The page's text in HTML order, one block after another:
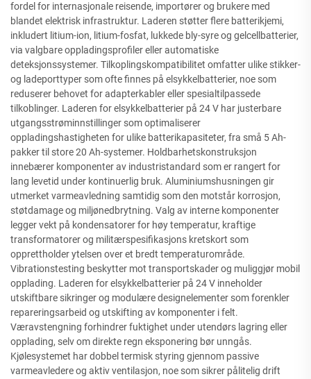
fordel for internasjonale reisende, importører og brukere med
blandet elektrisk infrastruktur. Laderen støtter flere batterikjemi,
inkludert litium-ion, litium-fosfat, lukkede bly-syre og gelcellbatterier,
via valgbare oppladingsprofiler eller automatiske
deteksjonssystemer. Tilkoplingskompatibilitet omfatter ulike stikker-
og ladeporttyper som ofte finnes på elsykkelbatterier, noe som
reduserer behovet for adapterkabler eller spesialtilpassede
tilkoblinger. Laderen for elsykkelbatterier på 24 V har justerbare
utgangsstrøminnstillinger som optimaliserer
oppladingshastigheten for ulike batterikapasiteter, fra små 5 Ah-
pakker til store 20 Ah-systemer. Holdbarhetskonstruksjon
innebærer komponenter av industristandard som er rangert for
lang levetid under kontinuerlig bruk. Aluminiumshusningen gir
utmerket varmeavledning samtidig som den motstår korrosjon,
støtdamage og miljønedbrytning. Valg av interne komponenter
legger vekt på kondensatorer for høy temperatur, kraftige
transformatorer og militærspesifikasjons kretskort som
opprettholder ytelsen over et bredt temperaturområde.
Vibrationstesting beskytter mot transportskader og muliggjør mobil
opplading. Laderen for elsykkelbatterier på 24 V inneholder
utskiftbare sikringer og modulære designelementer som forenkler
repareringsarbeid og utskifting av komponenter i felt.
Væravstengning forhindrer fuktighet under utendørs lagring eller
opplading, selv om direkte regn eksponering bør unngås.
Kjølesystemet har dobbel termisk styring gjennom passive
varmeavledere og aktiv ventilasjon, noe som sikrer pålitelig drift